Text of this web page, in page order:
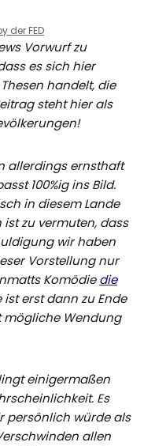
der FED
Vorwurf zu
es sich hier
handelt, die
steht hier als
allerdings ernsthaft
100%ig ins Bild.
in diesem Lande
zu vermuten, dass
wir haben
Vorstellung nur
Komödiedie
ist erst dann zu Ende
mögliche Wendung
einigermaßen
Es
persönlich würde als
allen